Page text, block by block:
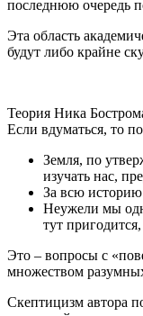
последнюю очередь
Эта область
будут либо крайне
Теория Ника
Если вдуматься, то
Земля, по
изучать нас,
За всю
Неужели мы
тут
Это – вопросы c
множеством
Скептицизм автора